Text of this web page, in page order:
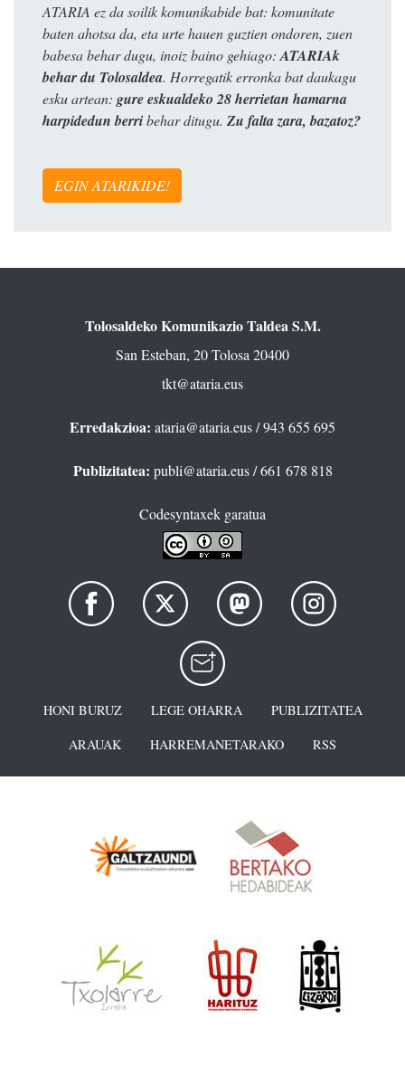
ATARIA ez da soilik komunikabide bat: komunitate
baten ahotsa da, eta urte hauen guztien ondoren, zuen
babesa behar dugu, inoiz baino gehiago: ATARIAk
behar du Tolosaldea. Horregatik erronka bat daukagu
esku artean: gure eskualdeko 28 herrietan hamarna
harpidedun berribehar ditugu. Zu falta zara, bazatoz?
EGIN ATARIKIDE!
Tolosaldeko Komunikazio Taldea S.M.
San Esteban, 20 Tolosa 20400
tkt@ataria.eus
Erredakzioa: ataria@ataria.eus/ 943 655 695
Publizitatea: publi@ataria.eus/ 661 678 818
Codesyntaxek garatua
HONI BURUZ LEGE OHARRA
PUBLIZITATEA
ARAUAK
HARREMANETARAKO RSS